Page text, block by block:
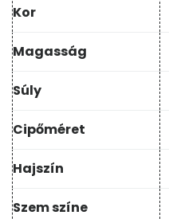
Kor
Magasság
Súly
Cipőméret
Hajszín
Szem színe